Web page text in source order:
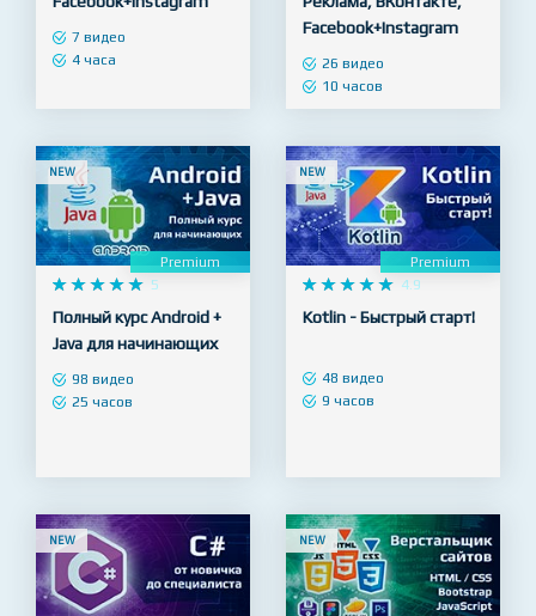
Настройка рекламы и
продвижение
Facebook+Instagram
МЕГАКУРС по рекламе:
Яндекс Директ, Google
Реклама, ВКонтакте,
Facebook+Instagram
10 часов
NEW
Premium
    
     5
Полный курс Android +
Java для начинающих
NEW
Premium
Kotlin - Быстрый старт!
NEW NEW